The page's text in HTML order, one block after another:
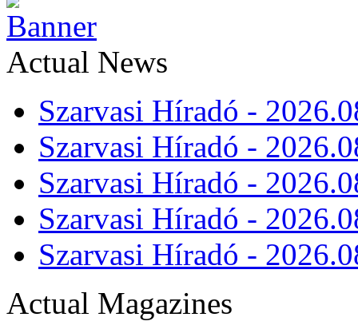
Actual News
Szarvasi Híradó -
Szarvasi Híradó -
Szarvasi Híradó -
Szarvasi Híradó -
Szarvasi Híradó -
Actual Magazines